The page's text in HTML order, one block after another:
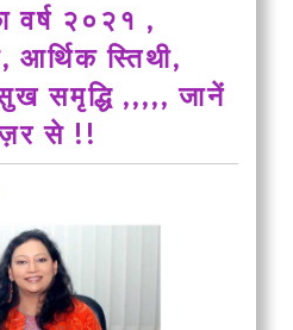
वर्ष २०२१ ,
आर्थिक स्तिथी,
समृद्धि ,,,,, जानें
से !!